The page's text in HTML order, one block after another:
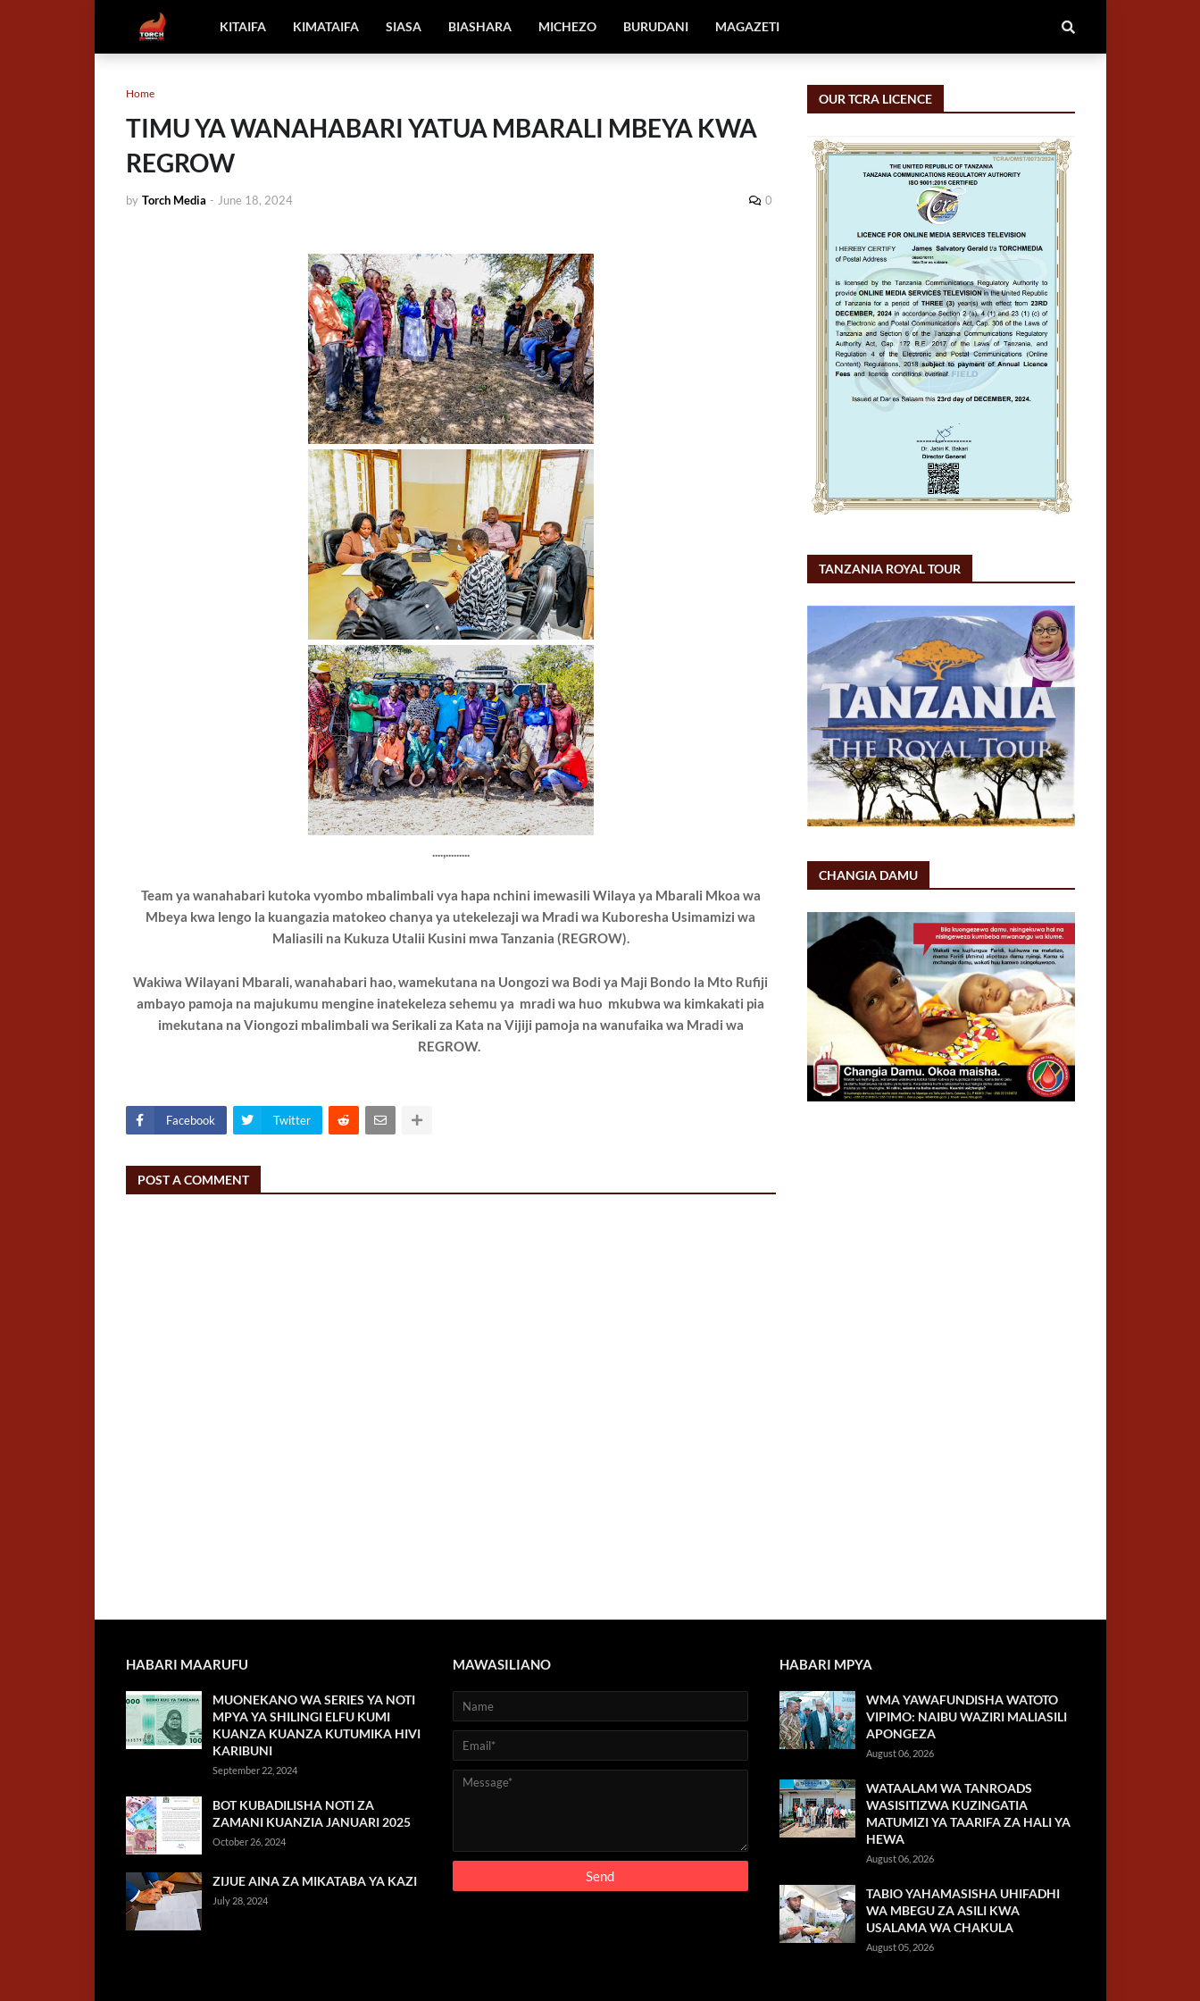
KITAIFA KIMATAIFA SIASA BIASHARA MICHEZO BURUDANI MAGAZETI
Home
TIMU YA WANAHABARI YATUA MBARALI MBEYA KWA
REGROW
by Torch Media - June 18, 2024 0
....,.........
Team ya wanahabari kutoka vyombo mbalimbali vya hapa nchini imewasili Wilaya ya Mbarali Mkoa wa
Mbeya kwa lengo la kuangazia matokeo chanya ya utekelezaji wa Mradi wa Kuboresha Usimamizi wa
Maliasili na Kukuza Utalii Kusini mwa Tanzania (REGROW).
Wakiwa Wilayani Mbarali, wanahabari hao, wamekutana na Uongozi wa Bodi ya Maji Bondo la Mto Rufiji
ambayo pamoja na majukumu mengine inatekeleza sehemu ya mradi wa huo mkubwa wa kimkakati pia
imekutana na Viongozi mbalimbali wa Serikali za Kata na Vijiji pamoja na wanufaika wa Mradi wa
REGROW.
Facebook Twitter
POST A COMMENT
OUR TCRA LICENCE
TANZANIA ROYAL TOUR
CHANGIA DAMU
HABARI MAARUFU
MUONEKANO WA SERIES YA NOTI
MPYA YA SHILINGI ELFU KUMI
KUANZA KUANZA KUTUMIKA HIVI
KARIBUNI
September 22, 2024
BOT KUBADILISHA NOTI ZA
ZAMANI KUANZIA JANUARI 2025
October 26, 2024
ZIJUE AINA ZA MIKATABA YA KAZI
July 28, 2024
MAWASILIANO HABARI MPYA
WMA YAWAFUNDISHA WATOTO
VIPIMO: NAIBU WAZIRI MALIASILI
APONGEZA
August 06, 2026
WATAALAM WA TANROADS
WASISITIZWA KUZINGATIA
MATUMIZI YA TAARIFA ZA HALI YA
HEWA
August 06, 2026
TABIO YAHAMASISHA UHIFADHI
WA MBEGU ZA ASILI KWA
USALAMA WA CHAKULA
August 05, 2026